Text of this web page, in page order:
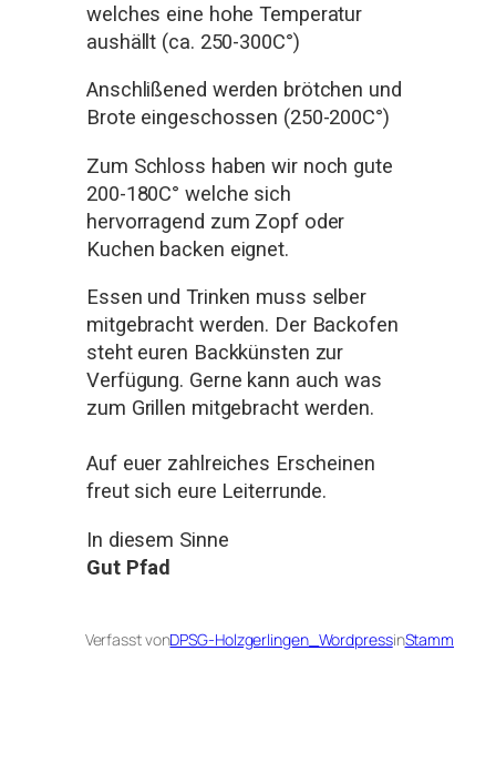
welches eine hohe Temperatur
aushällt (ca. 250-300C°)
Anschlißened werden brötchen und
Brote eingeschossen (250-200C°)
Zum Schloss haben wir noch gute
200-180C° welche sich
hervorragend zum Zopf oder
Kuchen backen eignet.
Essen und Trinken muss selber
mitgebracht werden. Der Backofen
steht euren Backkünsten zur
Verfügung. Gerne kann auch was
zum Grillen mitgebracht werden.
Auf euer zahlreiches Erscheinen
freut sich eure Leiterrunde.
In diesem Sinne
Gut Pfad
Verfasst vonDPSG-Holzgerlingen_WordpressinStamm